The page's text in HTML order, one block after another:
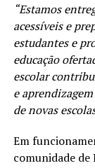
“Estamos
acessíveis e
estudantes e
educação
escolar
e
de novas
Em
comunidade